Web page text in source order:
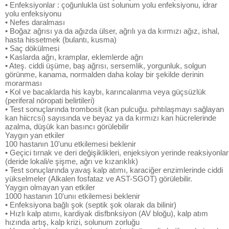
• Enfeksiyonlar : çoğunlukla üst solunum yolu enfeksiyonu, idrar
yolu enfeksiyonu
• Nefes daralması
• Boğaz ağrısı ya da ağızda ülser, ağrılı ya da kırmızı ağız, ishal,
hasta hissetmek (bulantı, kusma)
• Saç dökülmesi
• Kaslarda ağrı, kramplar, eklemlerde ağrı
• Ateş. ciddi üşüme, baş ağrısı, sersemlik, yorgunluk, solgun
görünme, kanama, normalden daha kolay bir şekilde derinin
morarması
• Kol ve bacaklarda his kaybı, karıncalanma veya güçsüzlük
(periferal nöropati belirtileri)
• Test sonuçlarında trombosit (kan pulcuğu. pıhtılaşmayı sağlayan
kan hiicrcsi) sayısında ve beyaz ya da kırmızı kan hücrelerinde
azalma, düşük kan basıncı görülebilir
Yaygın yan etkiler
100 hastanın 10'unu etkilemesi beklenir
• Geçici tırnak ve deri değişiklikleri, enjeksiyon yerinde reaksiyonlar
(deride lokali/e şişme, ağrı ve kızarıklık)
• Test sonuçlarında yavaş kalp atımı, karaciğer enzimlerinde ciddi
yükselmeler (Alkalen fosfataz ve AST-SGOT) görülebilir.
Yaygın olmayan yan etkiler
1000 hastanın 10'unıı etkilemesi beklenir
• Enfeksiyona bağlı şok (septik şok olarak da bilinir)
• Hızlı kalp atımı, kardiyak disfbnksiyon (AV bloğu), kalp atım
hızında artış, kalp krizi, solunum zorluğu